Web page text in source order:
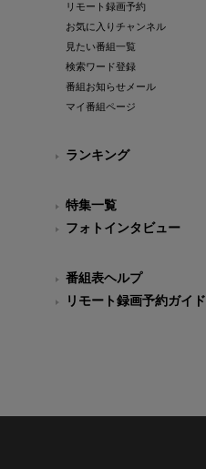
リモート録画予約
お気に入りチャンネル
見たい番組一覧
検索ワード登録
番組お知らせメール
マイ番組ページ
ランキング
特集一覧
フォトインタビュー
番組表ヘルプ
リモート録画予約ガイド